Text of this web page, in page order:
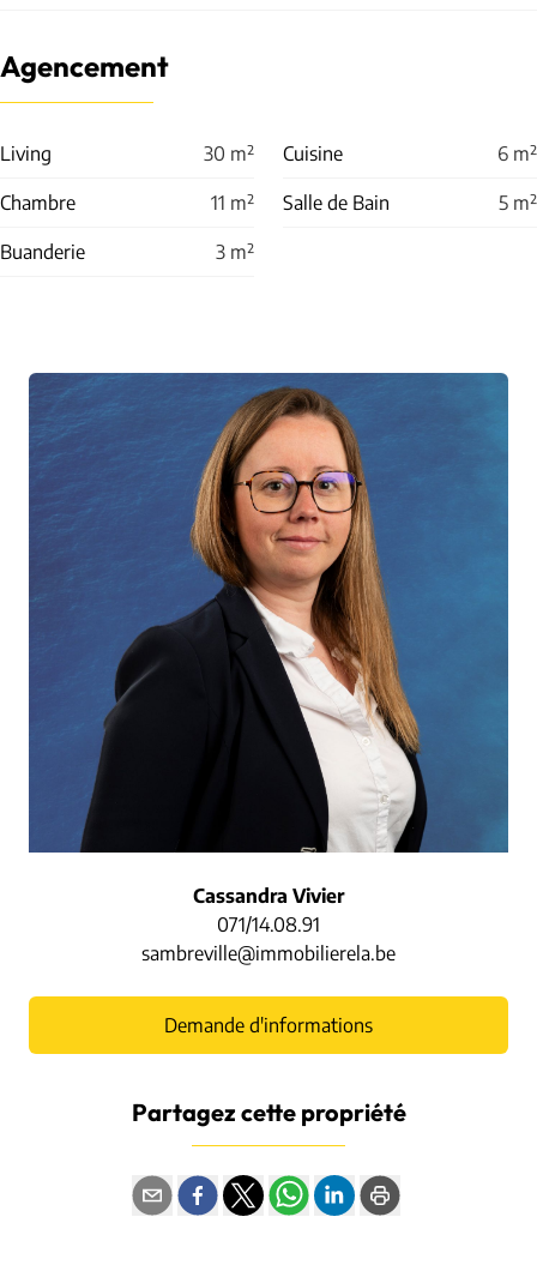
Agencement
Living 30 m² Cuisine 6 m²
Chambre 11 m² Salle de Bain 5 m²
Buanderie 3 m²
Cassandra Vivier
071/14.08.91
sambreville@immobilierela.be
Demande d'informations
Partagez cette propriété